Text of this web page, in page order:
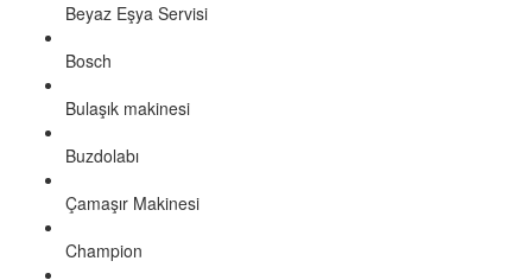
Beyaz Eşya Servisi
Bosch
Bulaşık makinesi
Buzdolabı
Çamaşır Makinesi
Champion